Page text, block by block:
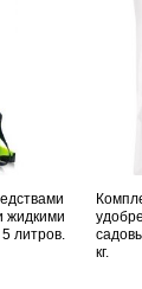
жидкими
литров.
кг.